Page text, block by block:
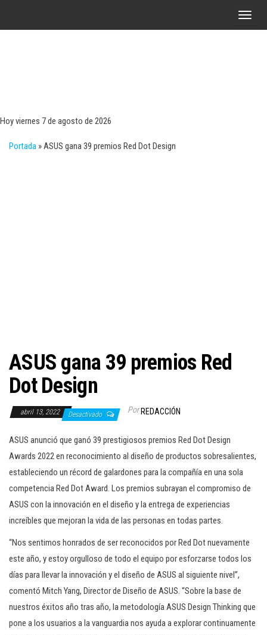
A
Hoy viernes 7 de agosto de 2026
Portada »ASUS gana 39 premios Red Dot Design
ASUS gana 39 premios Red
Dot Design
abril 13, 2022 Desactivado Por REDACCIÓN
ASUS anunció que ganó 39 prestigiosos premios Red Dot Design
Awards 2022 en reconocimiento al diseño de productos sobresalientes,
estableciendo un récord de galardones para la compañía en una sola
competencia Red Dot Award. Los premios subrayan el compromiso de
ASUS con la innovación en el diseño y la entrega de experiencias
increíbles que mejoran la vida de las personas en todas partes.
“Nos sentimos honrados de ser reconocidos por Red Dot nuevamente
este año, y estoy orgulloso de todo el equipo por esforzarse todos los
días para llevar la innovación y el diseño de ASUS al siguiente nivel”,
comentó Mitch Yang, Director de Diseño de ASUS. “Sobre la base de
nuestros éxitos año tras año, la metodología ASUS Design Thinking que
pone a los usuarios a la vanguardia nos ayuda a explorar continuamente